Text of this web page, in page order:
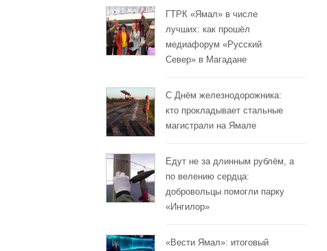
ГТРК «Ямал» в числе
лучших: как прошёл
медиафорум «Русский
Север» в Магадане
С Днём железнодорожника:
кто прокладывает стальные
магистрали на Ямале
Едут не за длинным рублём, а
по велению сердца:
добровольцы помогли парку
«Ингилор»
«Вести Ямал»: итоговый